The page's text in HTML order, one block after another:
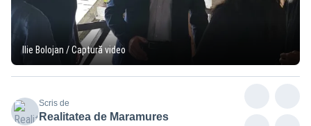
Ilie Bolojan / Captură video
Scris de
Realitatea de Maramures